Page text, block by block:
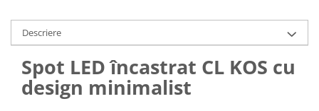
Descriere
Spot LED încastrat CL KOS cu
design minimalist